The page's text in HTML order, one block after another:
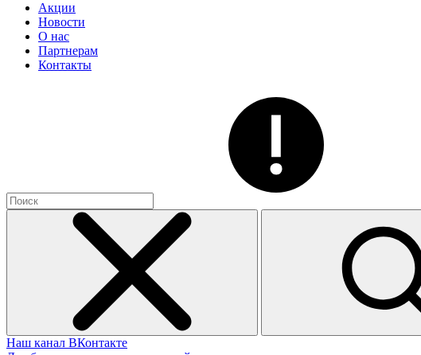
Акции
Новости
О нас
Партнерам
Контакты
Наш канал ВКонтакте